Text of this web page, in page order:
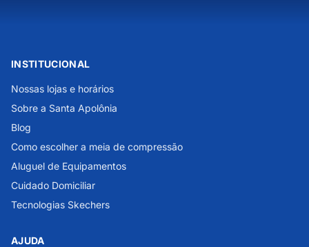
INSTITUCIONAL
Nossas lojas e horários
Sobre a Santa Apolônia
Blog
Como escolher a meia de compressão
Aluguel de Equipamentos
Cuidado Domiciliar
Tecnologias Skechers
AJUDA